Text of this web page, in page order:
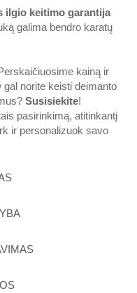
ilgio keitimo garantija
galima bendro karatų
kainą ir
norite keisti deimanto
Susisiekite!
pasirinkimą, atitinkantį
ir personalizuok savo